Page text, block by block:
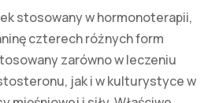
stosowany w hormonoterapii,
czterech różnych form
zarówno w leczeniu
jak i w kulturystyce w